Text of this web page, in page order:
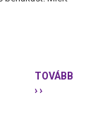
TOVÁBB
› ›